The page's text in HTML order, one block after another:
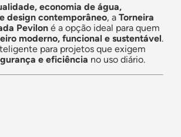
economia de água,
design contemporâneo, a Torneira
Pevilon é a opção ideal para quem
moderno, funcional e sustentável.
para projetos que exigem
e eficiência no uso diário.